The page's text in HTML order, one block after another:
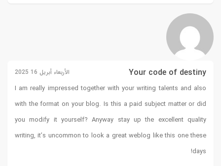
Your code of destiny الأربعاء أبريل 16 2025
I am really impressed together with your writing talents and also
with the format on your blog. Is this a paid subject matter or did
you modify it yourself? Anyway stay up the excellent quality
writing, it’s uncommon to look a great weblog like this one these
days
!